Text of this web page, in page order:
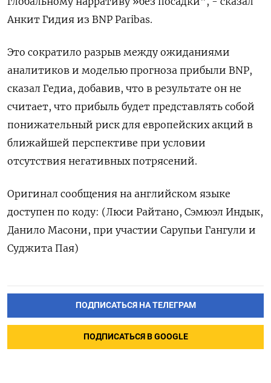
Анкит Гидия из BNP Paribas.
Это сократило разрыв между ожиданиями
аналитиков и моделью прогноза прибыли BNP,
сказал Гедиа, добавив, что в результате он не
считает, что прибыль будет представлять собой
понижательный риск для европейских акций в
ближайшей перспективе при условии
отсутствия негативных потрясений.
Оригинал сообщения на английском языке
доступен по коду: (Люси Райтано, Сэмюэл Индык,
Данило Масони, при участии Сарупьи Гангули и
Суджита Пая)
ПОДПИСАТЬСЯ НА ТЕЛЕГРАМ
ПОДПИСАТЬСЯ В GOOGLE